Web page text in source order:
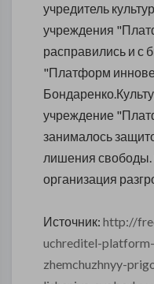
учредитель
учреждения
расправились и с
"Платформ
учреждение
занималось
лишения свободы.
организация
Источник: http://
uchreditel-
zhemchuzhnyy-